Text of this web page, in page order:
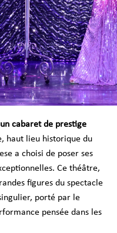
cabaret de prestige
haut lieu historique du
a choisi de poser ses
Ce théâtre,
figures du spectacle
porté par le
pensée dans les